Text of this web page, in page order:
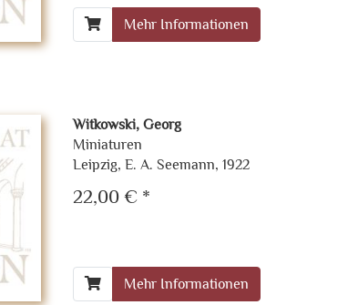
Mehr Informationen
Witkowski, Georg
Miniaturen
Leipzig, E. A. Seemann, 1922
22,00 € *
Mehr Informationen